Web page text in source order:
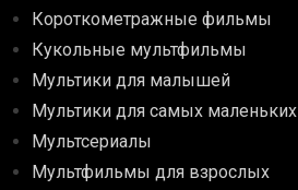
Короткометражные фильмы
Кукольные мультфильмы
Мультики для малышей
Мультики для самых маленьких
Мультсериалы
Мультфильмы для взрослых